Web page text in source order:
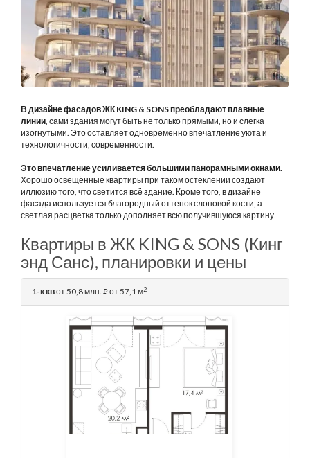
В дизайне фасадов ЖК KING & SONSпреобладают плавные
линии, сами здания могут быть не только прямыми, но и слегка
изогнутыми. Это оставляет одновременно впечатление уюта и
технологичности, современности.
Это впечатление усиливается большими панорамными окнами.
Хорошо освещённые квартиры при таком остеклении создают
иллюзию того, что светится всё здание. Кроме того, в дизайне
фасада используется благородный оттенок слоновой кости, а
светлая расцветка только дополняет всю получившуюся картину.
Квартиры в ЖК KING & SONS (Кинг
энд Санс), планировки и цены
1-к квот 50,8 млн. ⃏от 57,1 м2